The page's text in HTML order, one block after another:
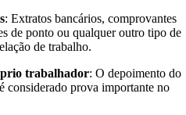
: Extratos bancários, comprovantes
de ponto ou qualquer outro tipo de
de trabalho.
trabalhador: O depoimento do
considerado prova importante no